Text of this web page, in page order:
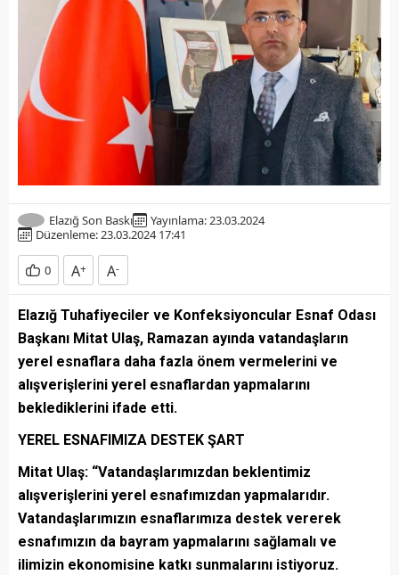
Elazığ Son Baskı
Yayınlama: 23.03.2024
Düzenleme: 23.03.2024 17:41
0 A+ A-
Elazığ Tuhafiyeciler ve Konfeksiyoncular Esnaf Odası
Başkanı Mitat Ulaş, Ramazan ayında vatandaşların
yerel esnaflara daha fazla önem vermelerini ve
alışverişlerini yerel esnaflardan yapmalarını
beklediklerini ifade etti.
YEREL ESNAFIMIZA DESTEK ŞART
Mitat Ulaş: “Vatandaşlarımızdan beklentimiz
alışverişlerini yerel esnafımızdan yapmalarıdır.
Vatandaşlarımızın esnaflarımıza destek vererek
esnafımızın da bayram yapmalarını sağlamalı ve
ilimizin ekonomisine katkı sunmalarını istiyoruz.